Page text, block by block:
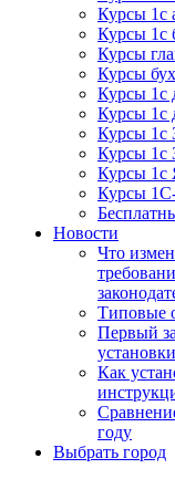
Курсы 1с
Курсы 1с
Курсы
Курсы
Курсы 1с
Курсы 1с
Курсы 1с
Курсы
Курсы 1с
Курсы
Новости
Что
Типовые
Первый
установки
Как
году
Выбрать город